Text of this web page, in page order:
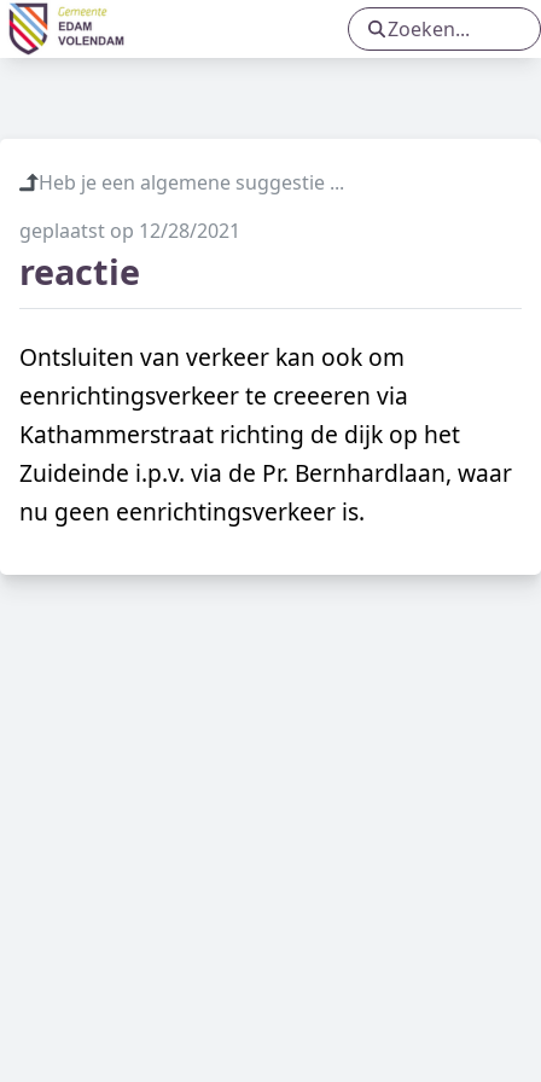
Groot onderhoud Oude Kom
Groot onderhoud Molenweg e.o. in
Volendam
Heb je een algemene suggestie ...
geplaatst op 12/28/2021
reactie
Ontsluiten van verkeer kan ook om
eenrichtingsverkeer te creeeren via
Kathammerstraat richting de dijk op het
Zuideinde i.p.v. via de Pr. Bernhardlaan, waar
nu geen eenrichtingsverkeer is.